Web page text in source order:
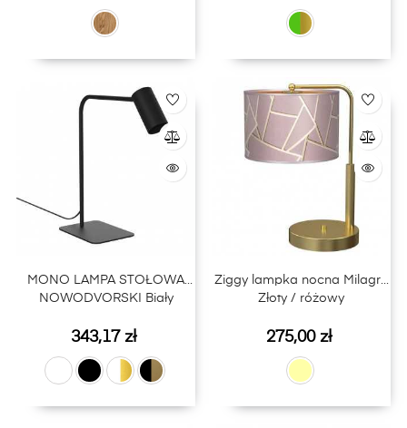
MONO LAMPA STOŁOWA
NOWODVORSKI Biały
Cena
343,17 zł
Ziggy lampka nocna Milagro
Złoty / różowy
Cena
275,00 zł